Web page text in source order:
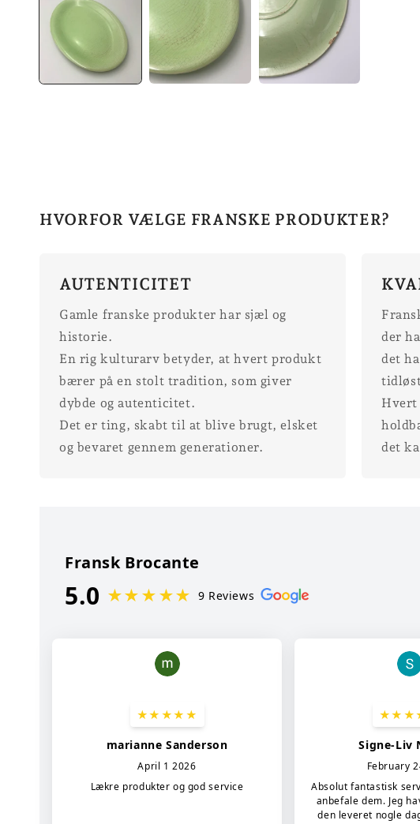
HVORFOR VÆLGE FRANSKE PRODUKTER?
AUTENTICITET
Gamle franske produkter har sjæl og
historie.
En rig kulturarv betyder, at hvert produkt
bærer på en stolt tradition, som giver
dybde og autenticitet.
Det er ting, skabt til at blive brugt, elsket
og bevaret gennem generationer.
der
det
Hvert
det